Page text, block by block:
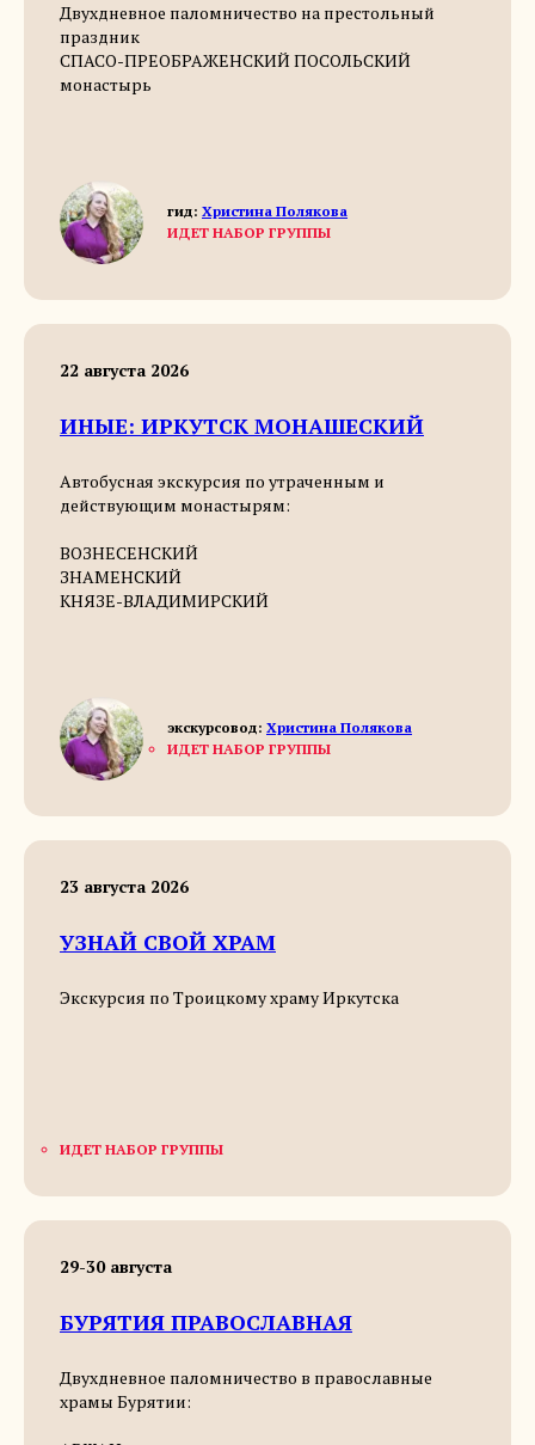
Двухдневное паломничество на престольный
праздник
СПАСО-ПРЕОБРАЖЕНСКИЙ ПОСОЛЬСКИЙ
монастырь
гид: Христина Полякова
ИДЕТ НАБОР ГРУППЫ
22 августа 2026
ИНЫЕ: ИРКУТСК МОНАШЕСКИЙ
Автобусная экскурсия по утраченным и
действующим монастырям:
ВОЗНЕСЕНСКИЙ
ЗНАМЕНСКИЙ
КНЯЗЕ-ВЛАДИМИРСКИЙ
экскурсовод: Христина Полякова
ИДЕТ НАБОР ГРУППЫ
23 августа 2026
УЗНАЙ СВОЙ ХРАМ
Экскурсия по Троицкому храму Иркутска
ИДЕТ НАБОР ГРУППЫ
29-30 августа
БУРЯТИЯ ПРАВОСЛАВНАЯ
Двухдневное паломничество в православные
храмы Бурятии: